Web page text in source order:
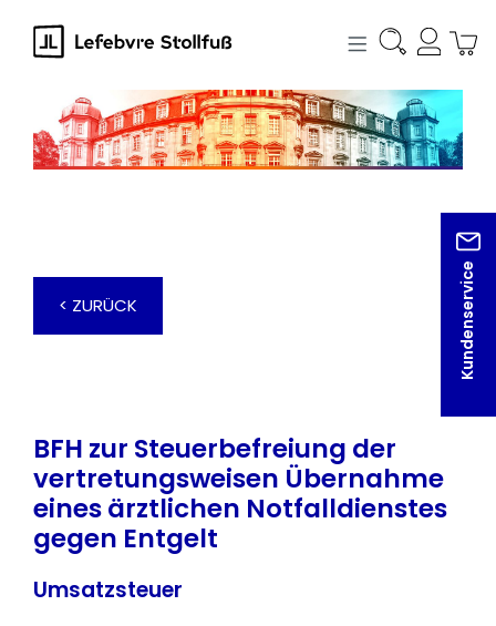
springen
Kundenservice
< ZURÜCK
BFH zur Steuerbefreiung der
vertretungsweisen Übernahme
eines ärztlichen Notfalldienstes
gegen Entgelt
Umsatzsteuer